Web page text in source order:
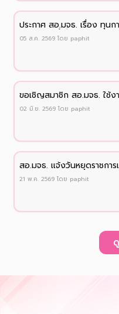
ประกาศ สอ.มจธ. เรื่อง ทุน
สมทบ ประจำปี 2569
05 ส.ค. 2569 โดย paphit
ขอเชิญสมาชิก สอ.มจธ. ใช้
02 มิ.ย. 2569 โดย paphit
สอ.มจธ. เเจ้งวันหยุดราชก
21 พ.ค. 2569 โดย paphit